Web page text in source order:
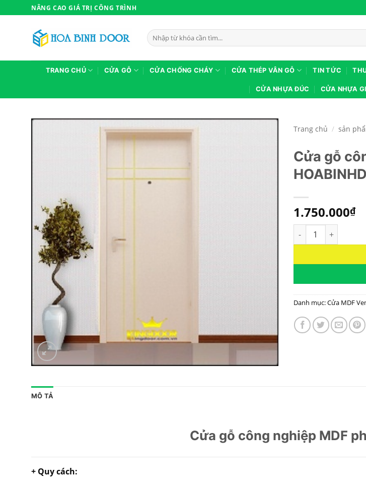
qua
NÂNG CAO GIÁ TRỊ CÔNG TRÌNH
Tìm
kiếm:
TRANG CHỦ CỬA GỖ CỬA CHỐNG CHÁY CỬA THÉP VÂN GỖ TIN TỨC
CỬA NHỰA ĐÚC CỬA NHỰA
Trang chủ / sản
Cửa gỗ
1.750.000₫
Cửa gỗ công
Danh mục:Cửa MDF
MÔ TẢ
Cửa gỗ công nghiệp MDF
+ Quy cách: